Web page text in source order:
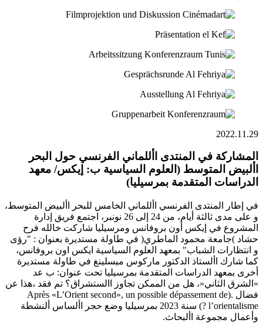
2022.11.29
المشاركة في المنتدى األلماني الفرنسي حول البحر
األبيض المتوسط (العلوم السياسية ب: إيكس/ معهد
الدراسات المتقدمة بمرسيليا)
في إطار المنتدى الفرنسي األلماني الخامس للبحر األبيض المتوسط،
و على مدى ثالثة أيام، من 24 إلى 26 نونبر، اجتمع فريق إدارة
المشروع في إيكس أون بروفانس ومرسيليا شاركت خالله فرح
حشاد )جامعة محمود الماطري( في طاولة مستديرة بعنوان : "رؤى
و انتظارات الشباب" بمعهد العلوم السياسية ايكس اون بروفانس،
كما شارك األستاذ الدكتور ماركوس ميسلينغ في طاولة مستديرة
أخرى بمعهد الدراسات المتقدمة بمرسيليا تحت عنوان: ب عد
»الشرق الثاني«، هل من الممكن تجاوز االستشراق؟ تم فقد ،هذا عن
فضال .(Après «L’Orient second», un possible dépassement de
l’orientalisme ?) سنة 2023 بمرسيليا وضع حجر األساس ألنشطة
وأعمال مجموعة األبحاث.